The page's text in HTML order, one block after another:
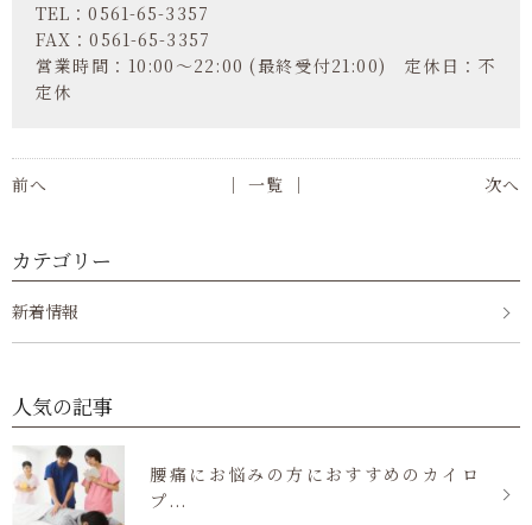
TEL：0561-65-3357
FAX：0561-65-3357
営業時間：10:00～22:00 (最終受付21:00) 定休日：不
定休
前へ 次へ
│ 一覧 │
カテゴリー
新着情報
人気の記事
腰痛にお悩みの方におすすめのカイロ
プ...